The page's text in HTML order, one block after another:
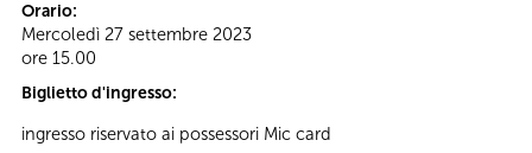
Orario:
Mercoledì 27 settembre 2023
ore 15.00
Biglietto d'ingresso:
ingresso riservato ai possessori Mic card